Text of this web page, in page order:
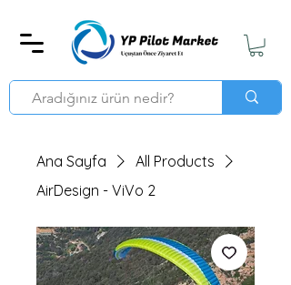
Ana Sayfa
All Products
AirDesign - ViVo 2